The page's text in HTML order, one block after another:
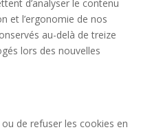
d’analyser le contenu
et l’ergonomie de nos
au-delà de treize
lors des nouvelles
de refuser les cookies en